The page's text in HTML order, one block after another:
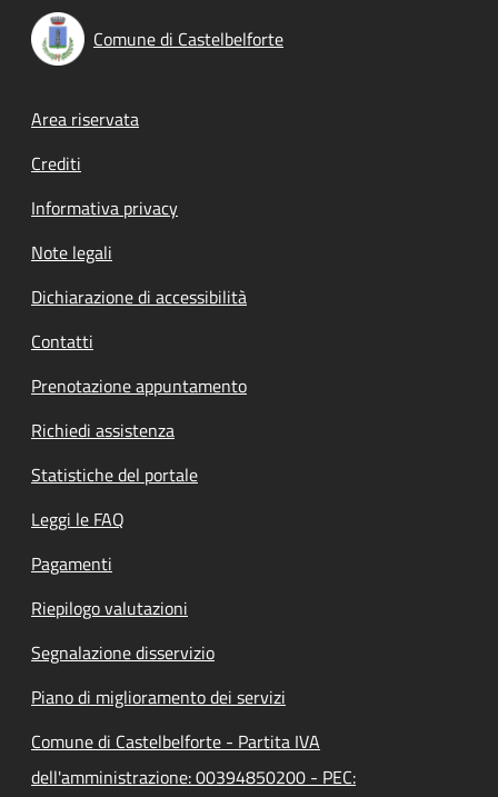
Comune di Castelbelforte
Footer menu
Area riservata
Crediti
Informativa privacy
Note legali
Dichiarazione di accessibilità
Contatti
Prenotazione appuntamento
Richiedi assistenza
Statistiche del portale
Leggi le FAQ
Pagamenti
Riepilogo valutazioni
Segnalazione disservizio
Piano di miglioramento dei servizi
Comune di Castelbelforte - Partita IVA
dell'amministrazione: 00394850200 - PEC: